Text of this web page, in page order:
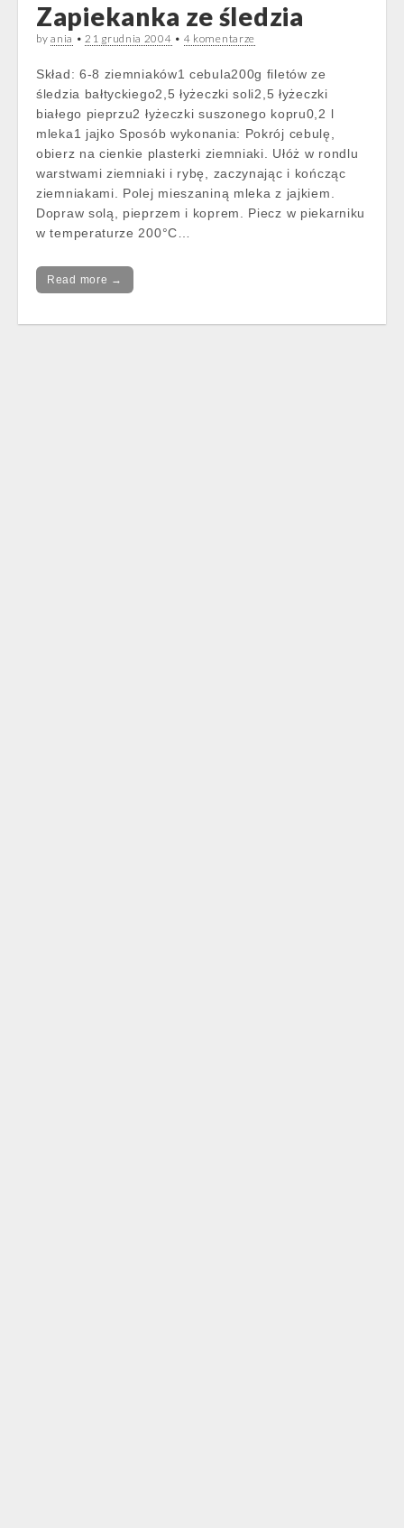
Zapiekanka ze śledzia
byania •21 grudnia 2004 • 4 komentarze
Skład: 6-8 ziemniaków1 cebula200g filetów ze
śledzia bałtyckiego2,5 łyżeczki soli2,5 łyżeczki
białego pieprzu2 łyżeczki suszonego kopru0,2 l
mleka1 jajko Sposób wykonania: Pokrój cebulę,
obierz na cienkie plasterki ziemniaki. Ułóż w rondlu
warstwami ziemniaki i rybę, zaczynając i kończąc
ziemniakami. Polej mieszaniną mleka z jajkiem.
Dopraw solą, pieprzem i koprem. Piecz w piekarniku
w temperaturze 200°C…
Read more →